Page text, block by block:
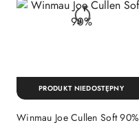
Winmau Joe Cullen Soft 90%
PRODUKT NIEDOSTĘPNY